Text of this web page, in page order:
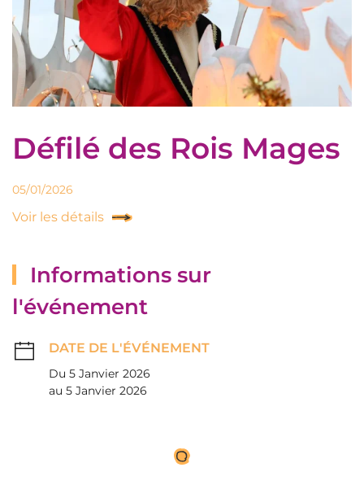
Défilé des Rois Mages
05/01/2026
Voir les détails
Informations sur
l'événement
DATE DE L'ÉVÉNEMENT
Du 5 Janvier 2026
au 5 Janvier 2026